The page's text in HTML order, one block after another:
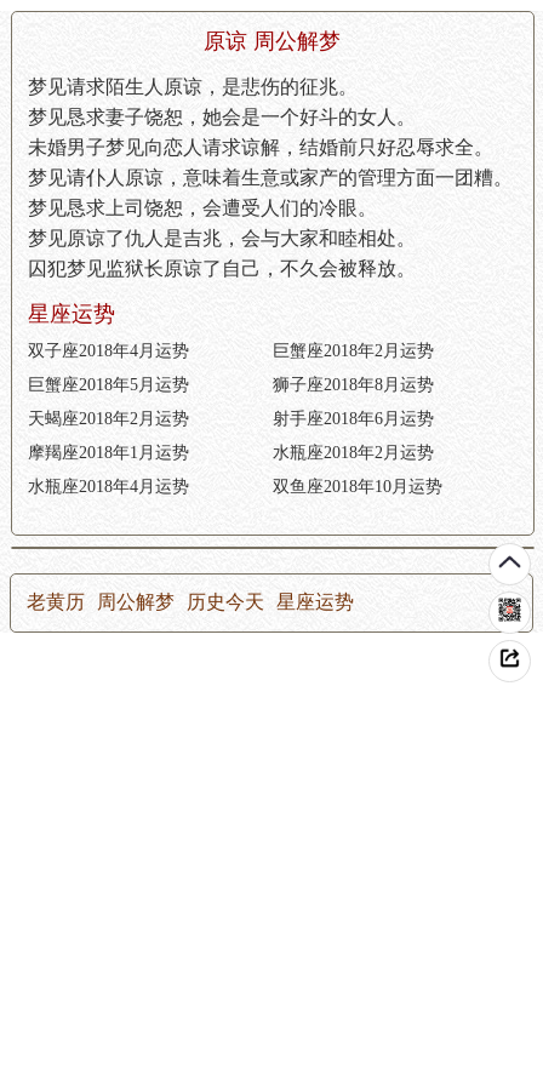
原谅 周公解梦
梦见请求陌生人原谅，是悲伤的征兆。
梦见恳求妻子饶恕，她会是一个好斗的女人。
未婚男子梦见向恋人请求谅解，结婚前只好忍辱求全。
梦见请仆人原谅，意味着生意或家产的管理方面一团糟。
梦见恳求上司饶恕，会遭受人们的冷眼。
梦见原谅了仇人是吉兆，会与大家和睦相处。
囚犯梦见监狱长原谅了自己，不久会被释放。
星座运势
双子座2018年4月运势
巨蟹座2018年2月运势
巨蟹座2018年5月运势
狮子座2018年8月运势
天蝎座2018年2月运势
射手座2018年6月运势
摩羯座2018年1月运势
水瓶座2018年2月运势
水瓶座2018年4月运势
双鱼座2018年10月运势
老黄历 周公解梦 历史今天 星座运势